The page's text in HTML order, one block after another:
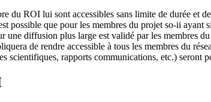
du ROI lui sont accessibles sans limite de durée et
possible que pour les membres du projet so-ii
une diffusion plus large est validé par les membres
de rendre accessible à tous les membres du
scientifiques, rapports communications, etc.) seront